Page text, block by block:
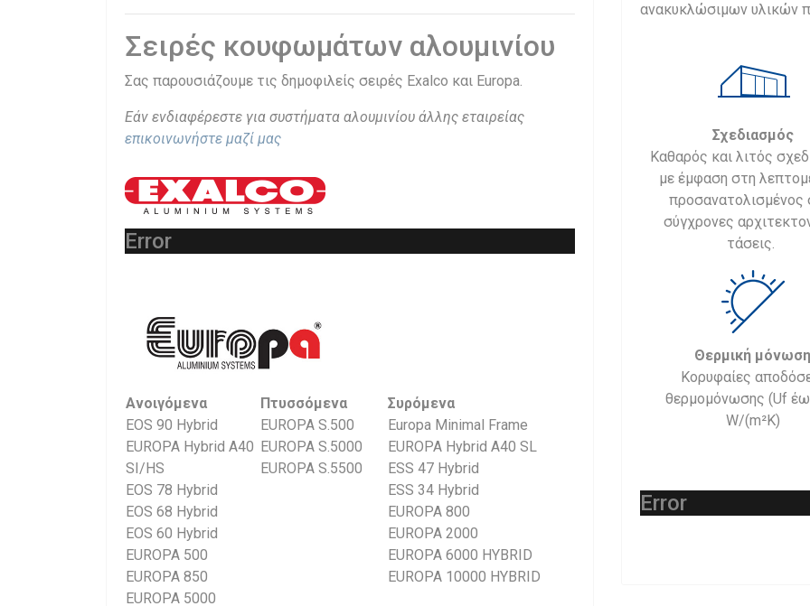
Σειρές κουφωμάτων αλουμινίου
Σας παρουσιάζουμε τις δημοφιλείς σειρές Exalco και Europa.
Εάν ενδιαφέρεστε για συστήματα αλουμινίου άλλης εταιρείας
επικοινωνήστε μαζί μας
Error
Ανοιγόμενα
EOS 90 Hybrid
EUROPA Hybrid A40
SI/HS
EOS 78 Hybrid
EOS 68 Hybrid
EOS 60 Hybrid
EUROPA 500
EUROPA 850
EUROPA 5000
Πτυσσόμενα
EUROPA S.500
EUROPA S.5000
EUROPA S.5500
Συρόμενα
Europa Minimal Frame
EUROPA Hybrid A40 SL
ESS 47 Hybrid
ESS 34 Hybrid
EUROPA 800
EUROPA 2000
EUROPA 6000 HYBRID
EUROPA 10000 HYBRID
ανακυκλώσιμων υλικών
Σχεδιασμός
Καθαρός και λιτός
με έμφαση στη
προσανατολισμένος
σύγχρονες
τάσεις.
Θερμική μόνωση
Κορυφαίες
θερμομόνωσης (Uf
W/(m²K)
Error